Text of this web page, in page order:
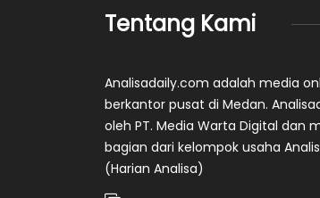
Tentang Kami
Analisadaily.com adalah media
berkantor pusat di Medan.
oleh PT. Media Warta Digital dan
bagian dari kelompok usaha
(Harian Analisa)